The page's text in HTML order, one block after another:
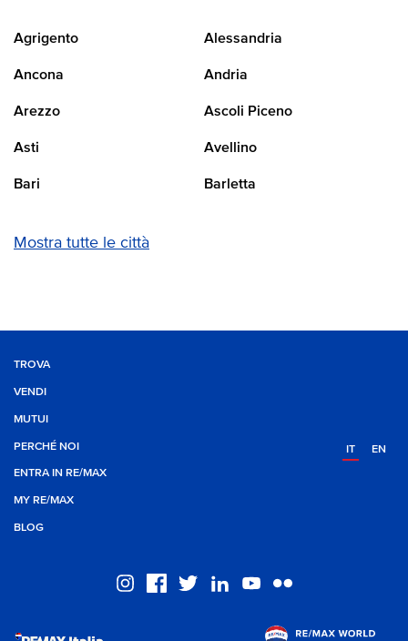
Agrigento Alessandria
Ancona Andria
Arezzo Ascoli Piceno
Asti Avellino
Bari Barletta
Mostra tutte le città
TROVA
VENDI
MUTUI
PERCHÉ NOI
ENTRA IN RE/MAX
MY RE/MAX
BLOG
IT EN